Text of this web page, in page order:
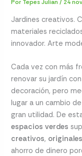
Por Tepes Julian/ 24
Jardines creativos.
materiales
innovador. Arte
Cada vez con más
renovar su jardín
decoración, pero
lugar a un cambio
gran utilidad. De
espacios verdes
creativos, originales
ahorro de dinero